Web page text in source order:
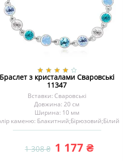
Браслет з кристалами Сваровські
11347
Вставки: Сваровські
Довжина: 20 см
Ширина: 10 мм
каменю: Блакитний;Бірюзовий;Білий
1 308 ₴ 1 177 ₴